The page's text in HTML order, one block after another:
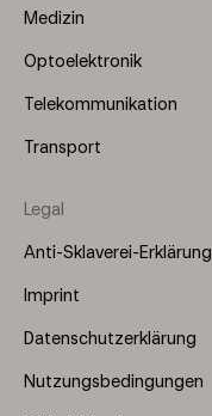
Medizin
Optoelektronik
Telekommunikation
Transport
Legal
Anti-Sklaverei-Erklärung
Imprint
Datenschutzerklärung
Nutzungsbedingungen